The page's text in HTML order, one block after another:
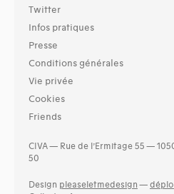
Twitter
Infos pratiques
Presse
Conditions générales
Vie privée
Cookies
Friends
CIVA — Rue de l’Ermitage 55 —
50
Design pleaseletmedesign —